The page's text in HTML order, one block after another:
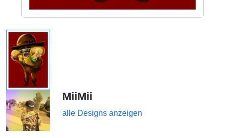
MiiMii
alle Designs anzeigen